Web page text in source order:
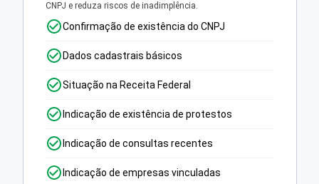
CNPJ e reduza riscos de inadimplência.
Confirmação de existência do CNPJ
Dados cadastrais básicos
Situação na Receita Federal
Indicação de existência de protestos
Indicação de consultas recentes
Indicação de empresas vinculadas